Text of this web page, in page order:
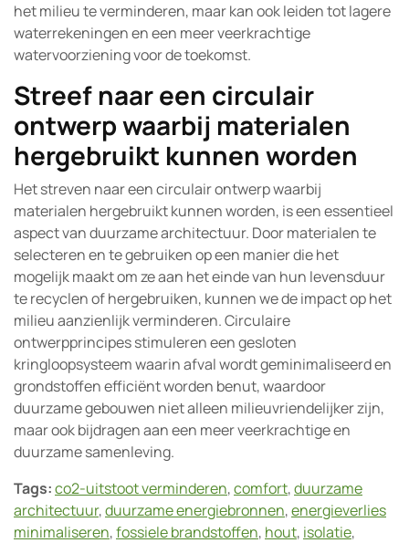
het milieu te verminderen, maar kan ook leiden tot lagere
waterrekeningen en een meer veerkrachtige
watervoorziening voor de toekomst.
Streef naar een circulair
ontwerp waarbij materialen
hergebruikt kunnen worden
Het streven naar een circulair ontwerp waarbij
materialen hergebruikt kunnen worden, is een essentieel
aspect van duurzame architectuur. Door materialen te
selecteren en te gebruiken op een manier die het
mogelijk maakt om ze aan het einde van hun levensduur
te recyclen of hergebruiken, kunnen we de impact op het
milieu aanzienlijk verminderen. Circulaire
ontwerpprincipes stimuleren een gesloten
kringloopsysteem waarin afval wordt geminimaliseerd en
grondstoffen efficiënt worden benut, waardoor
duurzame gebouwen niet alleen milieuvriendelijker zijn,
maar ook bijdragen aan een meer veerkrachtige en
duurzame samenleving.
Tags:co2-uitstoot verminderen,comfort,duurzame
architectuur,duurzame energiebronnen,energieverlies
minimaliseren,fossiele brandstoffen, hout, isolatie,